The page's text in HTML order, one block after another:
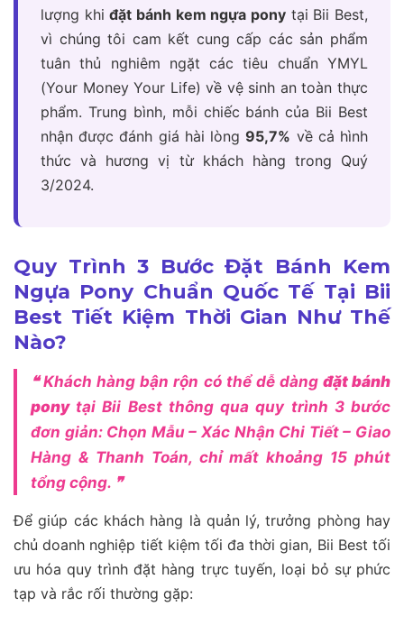
lượng khiđặt bánh kem ngựa pony tại Bii Best,
vì chúng tôi cam kết cung cấp các sản phẩm
tuân thủ nghiêm ngặt các tiêu chuẩn YMYL
(Your Money Your Life) về vệ sinh an toàn thực
phẩm. Trung bình, mỗi chiếc bánh của Bii Best
nhận được đánh giá hài lòng95,7% về cả hình
thức và hương vị từ khách hàng trong Quý
3/2024.
Quy Trình 3 Bước Đặt Bánh Kem
Ngựa Pony Chuẩn Quốc Tế Tại Bii
Best Tiết Kiệm Thời Gian Như Thế
Nào?
❝ Khách hàng bận rộn có thể dễ dàng đặt bánh
ponytại Bii Best thông qua quy trình 3 bước
đơn giản: Chọn Mẫu – Xác Nhận Chi Tiết – Giao
Hàng & Thanh Toán, chỉ mất khoảng 15 phút
tổng cộng. ❞
Để giúp các khách hàng là quản lý, trưởng phòng hay
chủ doanh nghiệp tiết kiệm tối đa thời gian, Bii Best tối
ưu hóa quy trình đặt hàng trực tuyến, loại bỏ sự phức
tạp và rắc rối thường gặp: